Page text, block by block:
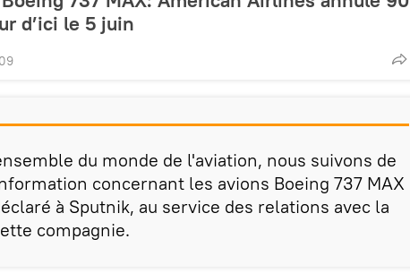
d’ici le 5 juin
du monde de l'aviation, nous suivons de
concernant les avions Boeing 737 MAX
à Sputnik, au service des relations avec la
compagnie.